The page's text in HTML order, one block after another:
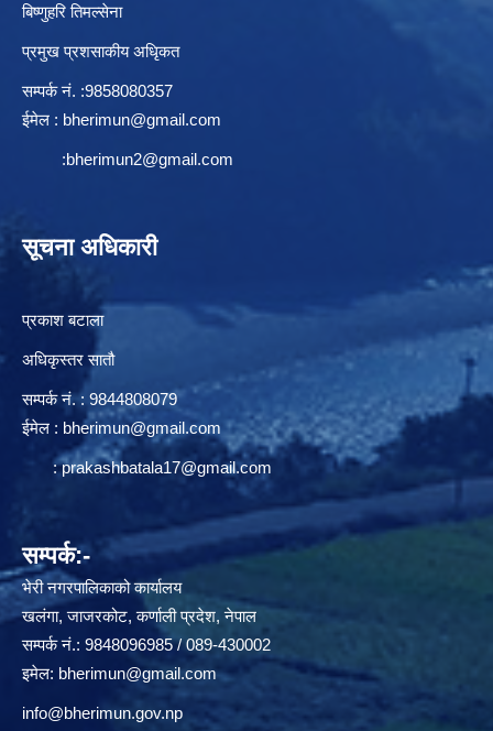
बिष्णुहरि तिमल्सेना
प्रमुख प्रशसाकीय अधिृकत
सम्पर्क न‌ं. :9858080357
ईमेल : bherimun@gmail.com
:bherimun2@gmail.com
सूचना अधिकारी
प्रकाश बटाला
अधिकृस्तर सातौ
सम्पर्क न‌ं. : 9844808079
ईमेल : bherimun@gmail.com
:prakashbatala17@gmail.com
सम्पर्क:-
भेरी नगरपालिकाको कार्यालय
खलंगा, जाजरकोट, कर्णाली प्रदेश, नेपाल
सम्पर्क नं.: 9848096985 / 089-430002
इमेल: bherimun@gmail.com
info@bherimun.gov.np